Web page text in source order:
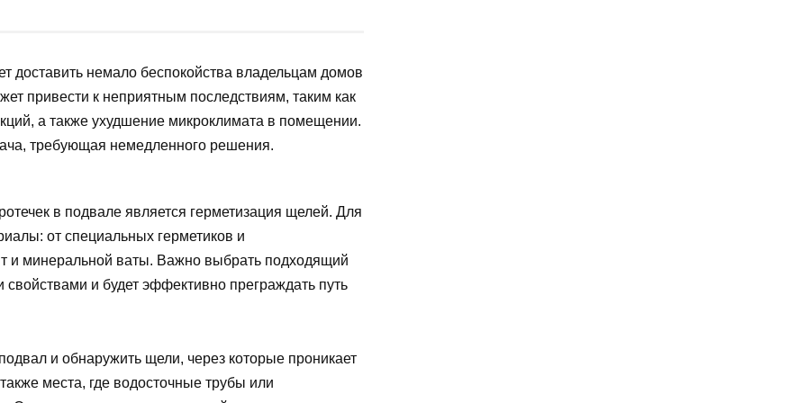
доставить немало беспокойства владельцам домов
привести к неприятным последствиям, таким как
а также ухудшение микроклимата в помещении.
требующая немедленного решения.
в подвале является герметизация щелей. Для
от специальных герметиков и
и минеральной ваты. Важно выбрать подходящий
и будет эффективно преграждать путь
и обнаружить щели, через которые проникает
места, где водосточные трубы или